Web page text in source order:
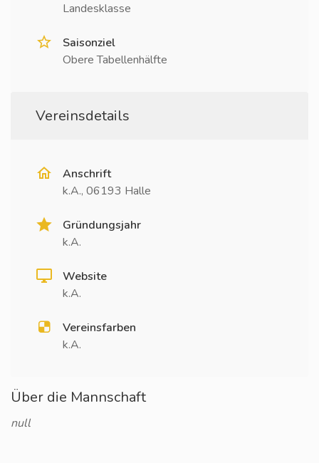
Landesklasse
Saisonziel
Obere Tabellenhälfte
Vereinsdetails
Anschrift
k.A., 06193 Halle
Gründungsjahr
k.A.
Website
k.A.
Vereinsfarben
k.A.
Über die Mannschaft
null